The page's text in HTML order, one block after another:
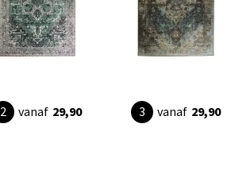
vanaf 29,90 vanaf 29,90